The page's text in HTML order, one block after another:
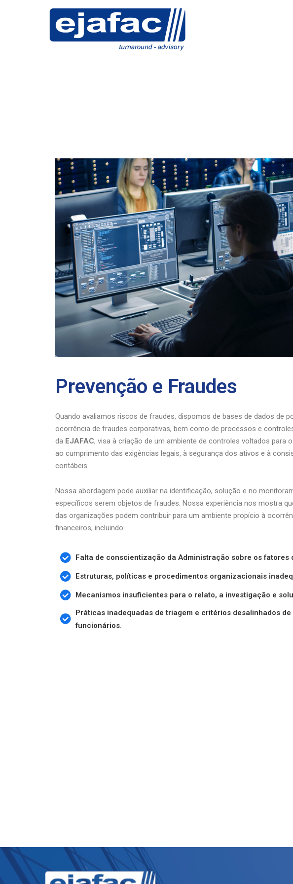
Prevenção e Fraudes
Quando avaliamos riscos de fraudes, dispomos de bases de dados de
ocorrência de fraudes corporativas, bem como de processos e
da EJAFAC, visa à criação de um ambiente de controles voltados para
ao cumprimento das exigências legais, à segurança dos ativos e à
contábeis.
Nossa abordagem pode auxiliar na identificação, solução e no
específicos serem objetos de fraudes. Nossa experiência nos mostra
das organizações podem contribuir para um ambiente propício à
financeiros, incluindo:
Falta de conscientização da Administração sobre os fatores
Estruturas, políticas e procedimentos organizacionais
Mecanismos insuficientes para o relato, a investigação e
Práticas inadequadas de triagem e critérios desalinhados
funcionários.